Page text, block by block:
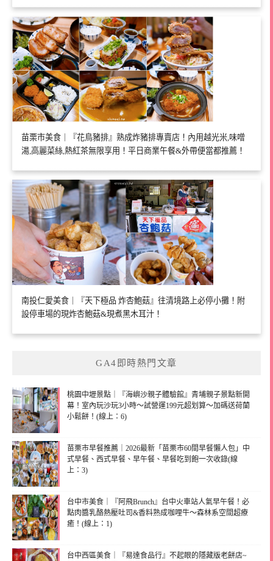
苗栗市美食｜『花鳥豬排』熟成炸豬排專賣店！內用越光米,味噌
湯,高麗菜絲,熱紅茶無限享用！平日商業午餐&外帶便當都推薦！
南投仁愛美食｜『天下極品 炸杏鮑菇』往清境路上必停小攤！附
設停車場的現炸杏鮑菇&現煮黑木耳汁！
GA4即時熱門文章
桃園中壢景點｜『海嶼沙親子體驗館』青埔親子景點新開
幕！室內玩沙玩3小時～試營運199元超划算～加碼送荷蘭
小鬆餅！(線上：6)
苗栗市早餐推薦｜2026最新「苗栗市60間早餐懶人包」中
式早餐、西式早餐、早午餐、早餐吃到飽一次收錄(線
上：3)
台中市美食｜『阿飛Brunch』台中火車站人氣早午餐！必
點肉醬乳酪熱壓吐司&香料熟成咖哩牛～森林系空間超療
癒！(線上：1)
台中西區美食｜『易達食品行』不起眼的隱藏版老餅店~